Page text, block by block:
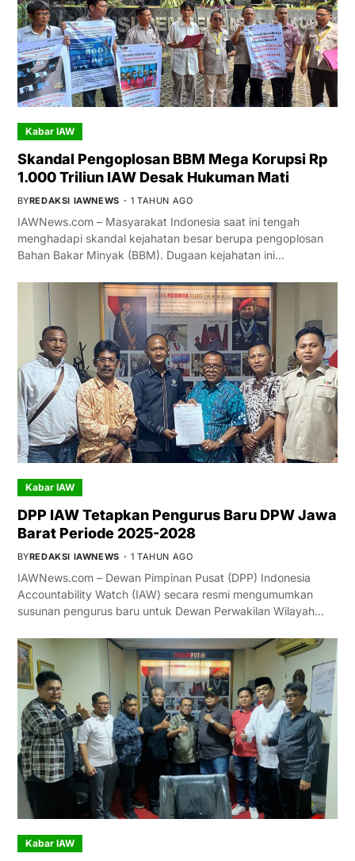
Kabar IAW
Skandal Pengoplosan BBM Mega Korupsi Rp
1.000 Triliun IAW Desak Hukuman Mati
BYREDAKSI IAWNEWS 1 TAHUN AGO
IAWNews.com – Masyarakat Indonesia saat ini tengah
menghadapi skandal kejahatan besar berupa pengoplosan
Bahan Bakar Minyak (BBM). Dugaan kejahatan ini…
Kabar IAW
DPP IAW Tetapkan Pengurus Baru DPW Jawa
Barat Periode 2025-2028
BYREDAKSI IAWNEWS 1 TAHUN AGO
IAWNews.com – Dewan Pimpinan Pusat (DPP) Indonesia
Accountability Watch (IAW) secara resmi mengumumkan
susunan pengurus baru untuk Dewan Perwakilan Wilayah…
Kabar IAW